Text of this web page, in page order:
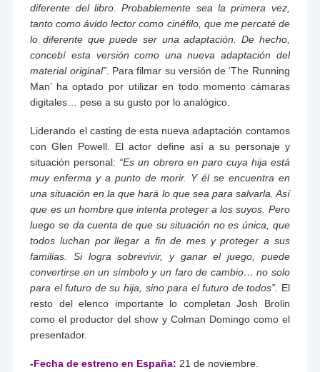
diferente del libro. Probablemente sea la primera vez,
tanto como ávido lector como cinéfilo, que me percaté de
lo diferente que puede ser una adaptación. De hecho,
concebí esta versión como una nueva adaptación del
material original”. Para filmar su versión de ‘The Running
Man’ ha optado por utilizar en todo momento cámaras
digitales… pese a su gusto por lo analógico.
Liderando el casting de esta nueva adaptación contamos
con Glen Powell. El actor define así a su personaje y
situación personal: “Es un obrero en paro cuya hija está
muy enferma y a punto de morir. Y él se encuentra en
una situación en la que hará lo que sea para salvarla. Así
que es un hombre que intenta proteger a los suyos. Pero
luego se da cuenta de que su situación no es única, que
todos luchan por llegar a fin de mes y proteger a sus
familias. Si logra sobrevivir, y ganar el juego, puede
convertirse en un símbolo y un faro de cambio… no solo
para el futuro de su hija, sino para el futuro de todos”.
El
resto del elenco importante lo completan Josh Brolin
como el productor del show y Colman Domingo como el
presentador.
-Fecha de estreno en España: 21 de noviembre.